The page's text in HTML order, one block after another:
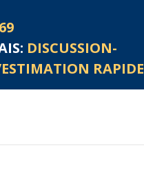
DISCUSSION-
RAPIDE